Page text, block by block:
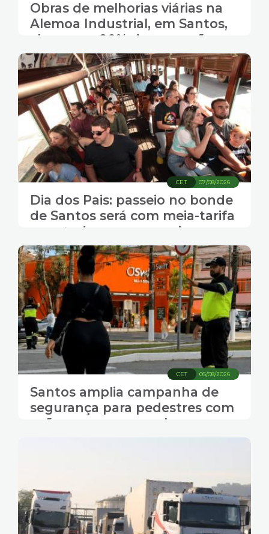
Obras de melhorias viárias na
Alemoa Industrial, em Santos,
chegam a 90% de execução
07/08/2026
CET
Dia dos Pais: passeio no bonde
de Santos será com meia-tarifa
para todos os passageiros
05/08/2026
CET
Santos amplia campanha de
segurança para pedestres com
ações nas ruas, escolas e